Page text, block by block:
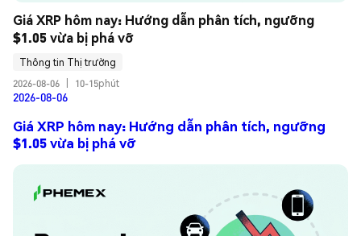
Giá XRP hôm nay: Hướng dẫn phân tích, ngưỡng
$1.05 vừa bị phá vỡ
Thông tin Thị trường
2026-08-06
10-15phút
2026-08-06
Giá XRP hôm nay: Hướng dẫn phân tích, ngưỡng
$1.05 vừa bị phá vỡ